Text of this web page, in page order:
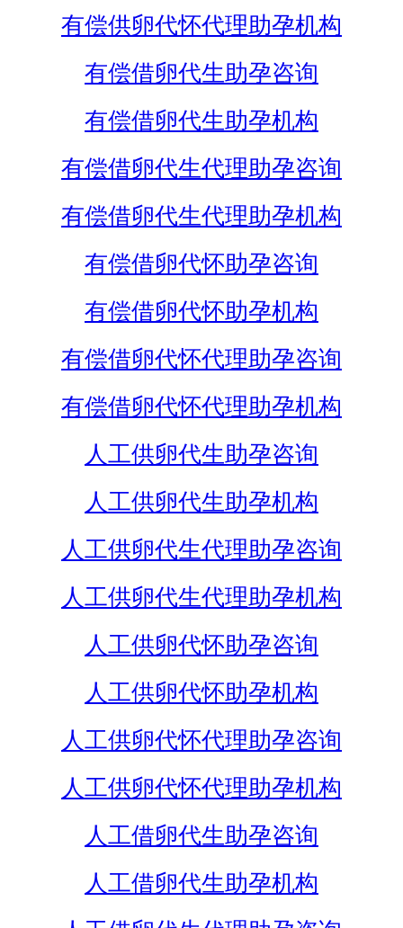
有偿供卵代怀代理助孕机构
有偿借卵代生助孕咨询
有偿借卵代生助孕机构
有偿借卵代生代理助孕咨询
有偿借卵代生代理助孕机构
有偿借卵代怀助孕咨询
有偿借卵代怀助孕机构
有偿借卵代怀代理助孕咨询
有偿借卵代怀代理助孕机构
人工供卵代生助孕咨询
人工供卵代生助孕机构
人工供卵代生代理助孕咨询
人工供卵代生代理助孕机构
人工供卵代怀助孕咨询
人工供卵代怀助孕机构
人工供卵代怀代理助孕咨询
人工供卵代怀代理助孕机构
人工借卵代生助孕咨询
人工借卵代生助孕机构